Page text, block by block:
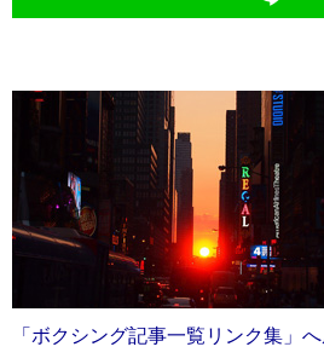
「ボクシング記事一覧リンク集」